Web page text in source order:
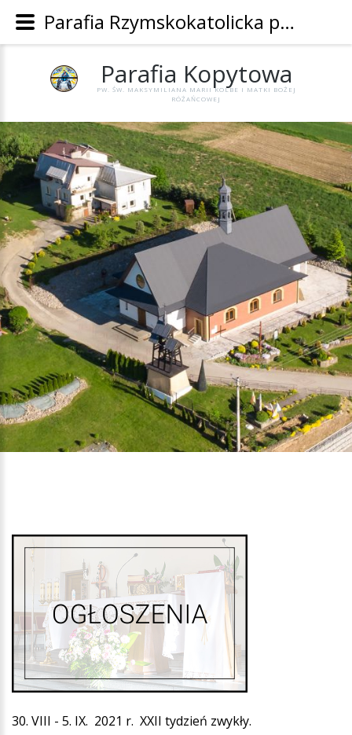
Parafia Kopytowa
PW. ŚW. MAKSYMILIANA MARII KOLBE I MATKI BOŻEJ
RÓŻAŃCOWEJ
30. VIII - 5. IX. 2021 r. XXII tydzień zwykły.
Parafia Rzymskokatolicka pw. Św. Maksymiliana Marii Kolbe i Matki Bożej Różańcowej w Kopytowej - Parafia Kopytowa